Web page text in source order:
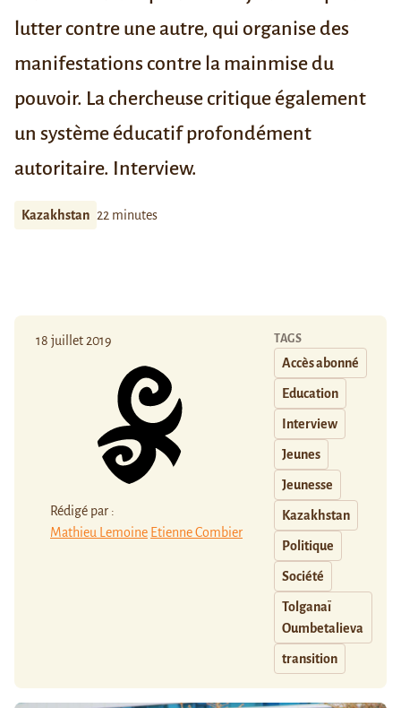
lutter contre une autre, qui organise des
manifestations contre la mainmise du
pouvoir. La chercheuse critique également
un système éducatif profondément
autoritaire. Interview.
Kazakhstan 22 minutes
18 juillet 2019
Rédigé par :
Mathieu Lemoine Etienne Combier
TAGS
Accès abonné
Education
Interview
Jeunes
Jeunesse
Kazakhstan
Politique
Société
Tolganaï
Oumbetalieva
transition